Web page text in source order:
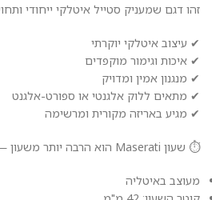
זהו דגם שמעניק סטייל איטלקי ייחודי
✔ עיצוב איטלקי יוקרתי
✔ איכות וגימור מוקפדים
✔ מנגנון אמין ומדויק
✔ מתאים ללוק אלגנטי או ספורט-אלגנט
✔ מגיע באריזה מקורית ומרשימה
⏱️ שעון Maserati הוא הרבה יותר משעון — הוא הצהרת סטייל.
מעוצב באיטליה